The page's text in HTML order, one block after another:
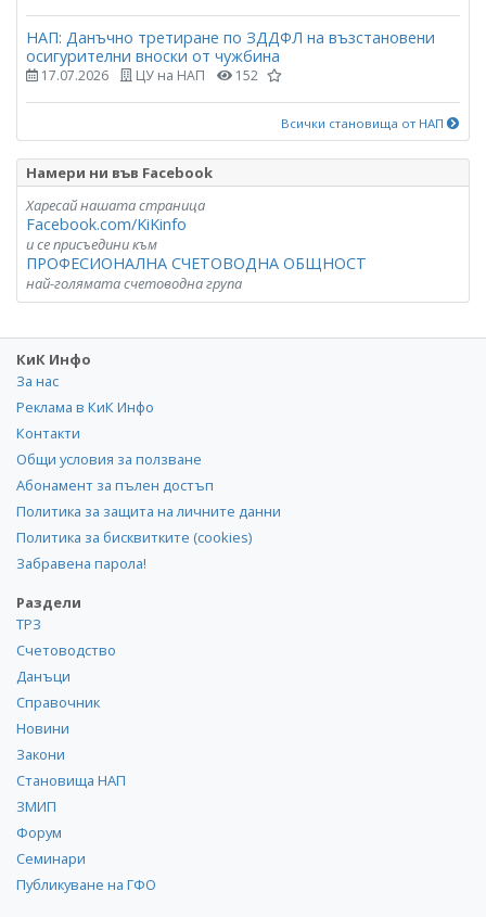
НАП: Данъчно третиране по ЗДДФЛ на възстановени
осигурителни вноски от чужбина
17.07.2026 ЦУ на НАП 152
Всички становища от НАП
Намери ни във Facebook
Харесай нашата страница
Facebook.com/KiKinfo
и се присъедини към
ПРОФЕСИОНАЛНА СЧЕТОВОДНА ОБЩНОСТ
най-голямата счетоводна група
КиК Инфо
За нас
Реклама в КиК Инфо
Контакти
Общи условия за ползване
Абонамент за пълен достъп
Политика за защита на личните данни
Политика за бисквитките (cookies)
Забравена парола!
Раздели
ТРЗ
Счетоводство
Данъци
Справочник
Новини
Закони
Становища НАП
ЗМИП
Форум
Семинари
Публикуване на ГФО